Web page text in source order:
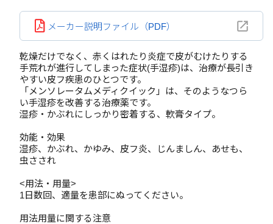
メーカー説明ファイル（PDF）
乾燥だけでなく、赤くはれたり炎症で皮がむけたりする
手荒れが進行してしまった症状(手湿疹)は、治療が長引き
やすい皮フ疾患のひとつです。
「メンソレータムメディクイック」は、そのようなつら
い手湿疹を改善する治療薬です。
湿疹・かぶれにしっかり密着する、軟膏タイプ。
効能・効果
湿疹、かぶれ、かゆみ、皮フ炎、じんましん、あせも、
虫さされ
<用法・用量>
1日数回、適量を患部にぬってください。
用法用量に関する注意